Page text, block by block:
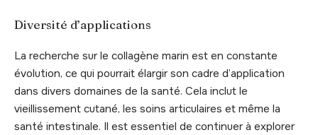
Diversité d’applications
La recherche sur le collagène marin est en constante
évolution, ce qui pourrait élargir son cadre d’application
dans divers domaines de la santé. Cela inclut le
vieillissement cutané, les soins articulaires et même la
santé intestinale. Il est essentiel de continuer à explorer